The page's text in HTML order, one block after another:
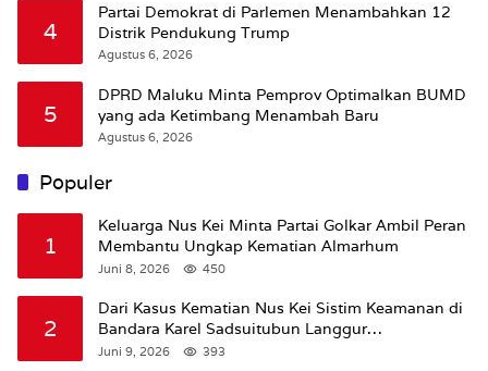
4
Partai Demokrat di Parlemen Menambahkan 12
Distrik Pendukung Trump
Agustus 6, 2026
5
DPRD Maluku Minta Pemprov Optimalkan BUMD
yang ada Ketimbang Menambah Baru
Agustus 6, 2026
Populer
1
Keluarga Nus Kei Minta Partai Golkar Ambil Peran
Membantu Ungkap Kematian Almarhum
Juni 8, 2026 450
2
Dari Kasus Kematian Nus Kei Sistim Keamanan di
Bandara Karel Sadsuitubun Langgur
Dipertanyakan
Juni 9, 2026 393